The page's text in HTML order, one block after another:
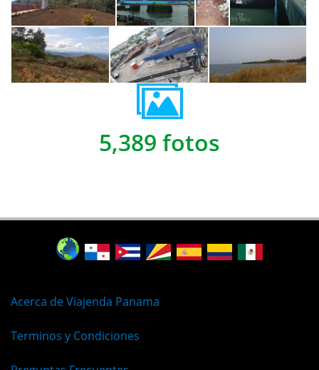
5,389 fotos
Acerca de Viajenda Panama
Terminos y Condiciones